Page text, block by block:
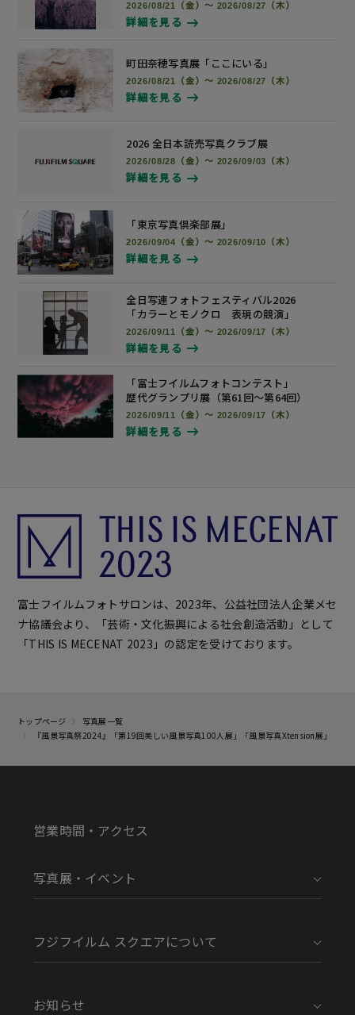
2026/08/21（金）～ 2026/08/27（木）
詳細を見る
町田奈穂写真展 「ここにいる」
2026/08/21（金）～ 2026/08/27（木）
詳細を見る
2026 全日本読売写真クラブ展
2026/08/28（金）～ 2026/09/03（木）
詳細を見る
「東京写真倶楽部展」
2026/09/04（金）～ 2026/09/10（木）
詳細を見る
全日写連フォトフェスティバル2026
「カラーとモノクロ 表現の競演」
2026/09/11（金）～ 2026/09/17（木）
詳細を見る
「富士フイルムフォトコンテスト」
歴代グランプリ展 （第61回～第64回）
2026/09/11（金）～ 2026/09/17（木）
詳細を見る
富士フイルムフォトサロンは、2023年、公益社団法人企業メセ
ナ協議会より、「芸術・文化振興による社会創造活動」として
「THIS IS MECENAT 2023」の認定を受けております。
トップページ
写真展一覧
『風景写真祭2024』「第19回美しい風景写真100人展」「風景写真Xtension展」
営業時間・アクセス
写真展・イベント
フジフイルム スクエアについて
お知らせ